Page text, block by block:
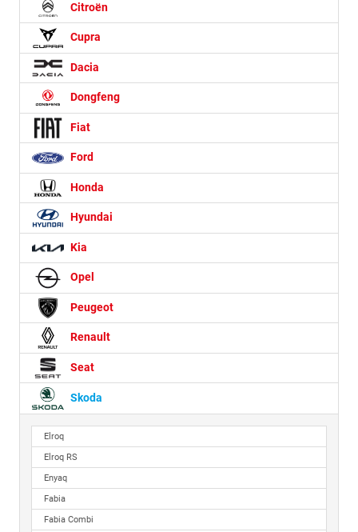
Citroën
Cupra
Dacia
Dongfeng
Fiat
Ford
Honda
Hyundai
Kia
Opel
Peugeot
Renault
Seat
Skoda
Elroq
Elroq RS
Enyaq
Fabia
Fabia Combi